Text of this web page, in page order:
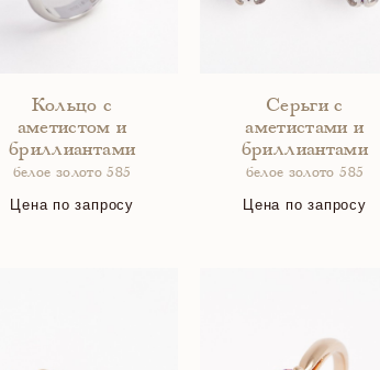
Кольцо с
аметистом и
бриллиантами
белое золото 585
Цена по запросу
Серьги с
аметистами и
бриллиантами
белое золото 585
Цена по запросу